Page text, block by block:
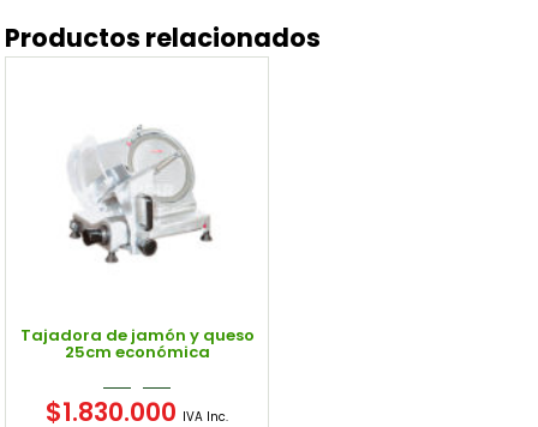
Productos relacionados
Tajadora de jamón y queso
25cm económica
$1.830.000 IVA Inc.